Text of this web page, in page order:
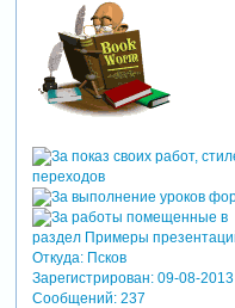
Откуда:Псков
Зарегистрирован: 09-08-2013
Сообщений:237